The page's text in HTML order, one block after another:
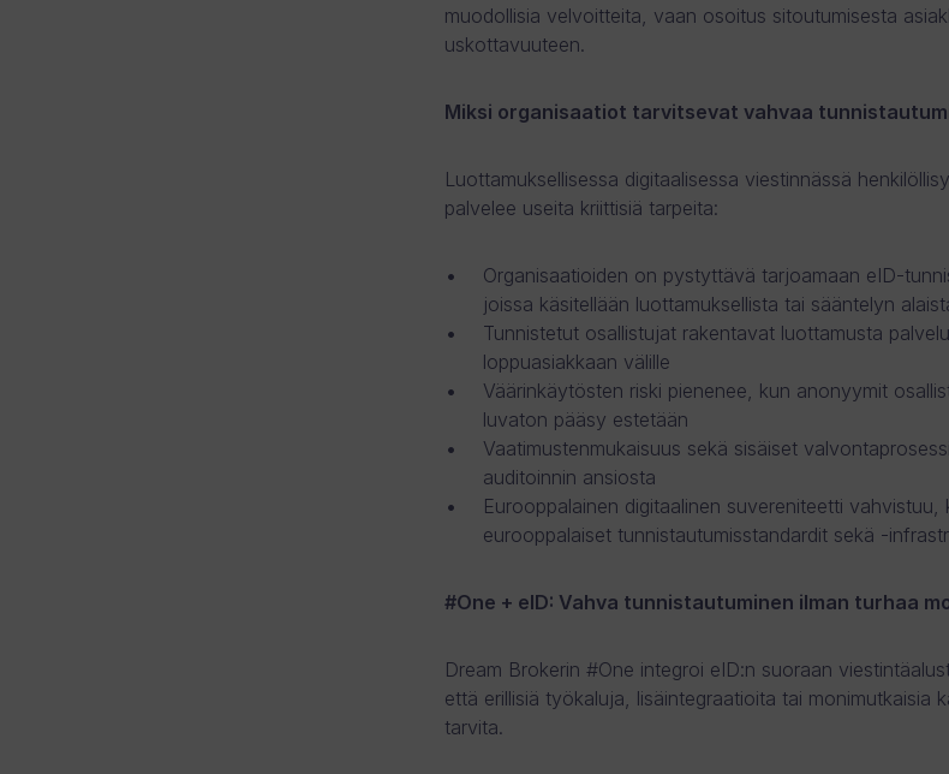
muodollisia velvoitteita, vaan osoitus sitoutumisesta
uskottavuuteen.
Miksi organisaatiot tarvitsevat vahvaa
Luottamuksellisessa digitaalisessa viestinnässä
palvelee useita kriittisiä tarpeita:
Organisaatioiden on pystyttävä tarjoamaan eID-
joissa käsitellään luottamuksellista tai sääntelyn
Tunnistetut osallistujat rakentavat luottamusta
loppuasiakkaan välille
Väärinkäytösten riski pienenee, kun anonyymit
luvaton pääsy estetään
Vaatimustenmukaisuus sekä sisäiset
auditoinnin ansiosta
Eurooppalainen digitaalinen suvereniteetti
eurooppalaiset tunnistautumisstandardit sekä -
#One + eID: Vahva tunnistautuminen ilman turhaa
Dream Brokerin #One integroi eID:n suoraan
että erillisiä työkaluja, lisäintegraatioita tai monimutkaisia
tarvita.